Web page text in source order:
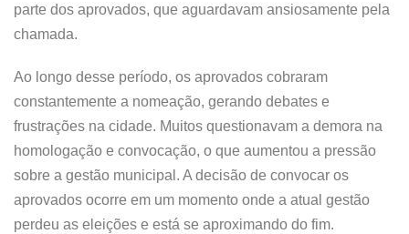
parte dos aprovados, que aguardavam ansiosamente pela
chamada.
Ao longo desse período, os aprovados cobraram
constantemente a nomeação, gerando debates e
frustrações na cidade. Muitos questionavam a demora na
homologação e convocação, o que aumentou a pressão
sobre a gestão municipal. A decisão de convocar os
aprovados ocorre em um momento onde a atual gestão
perdeu as eleições e está se aproximando do fim.